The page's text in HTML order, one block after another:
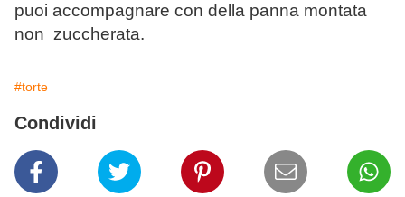
puoi accompagnare con della panna montata
non zuccherata.
#torte
Condividi